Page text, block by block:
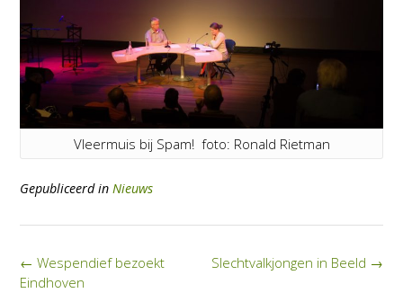
Vleermuis bij Spam! foto: Ronald Rietman
Gepubliceerd in Nieuws
Bericht
navigatie
Slechtvalkjongen in Beeld →
← Wespendief bezoekt
Eindhoven